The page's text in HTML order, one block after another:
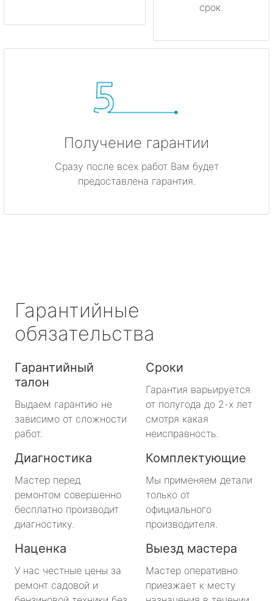
срок.
Получение гарантии
Сразу после всех работ Вам будет
предоставлена гарантия.
Гарантийные
обязательства
Гарантийный
талон
Выдаем гарантию не
зависимо от сложности
работ.
Сроки
Гарантия варьируется
от полугода до 2-х лет
смотря какая
неисправность.
Диагностика
Мастер перед
ремонтом совершенно
бесплатно производит
диагностику.
Комплектующие
Мы применяем детали
только от
официального
производителя.
Наценка
У нас честные цены за
ремонт садовой и
Выезд мастера
Мастер оперативно
приезжает к месту